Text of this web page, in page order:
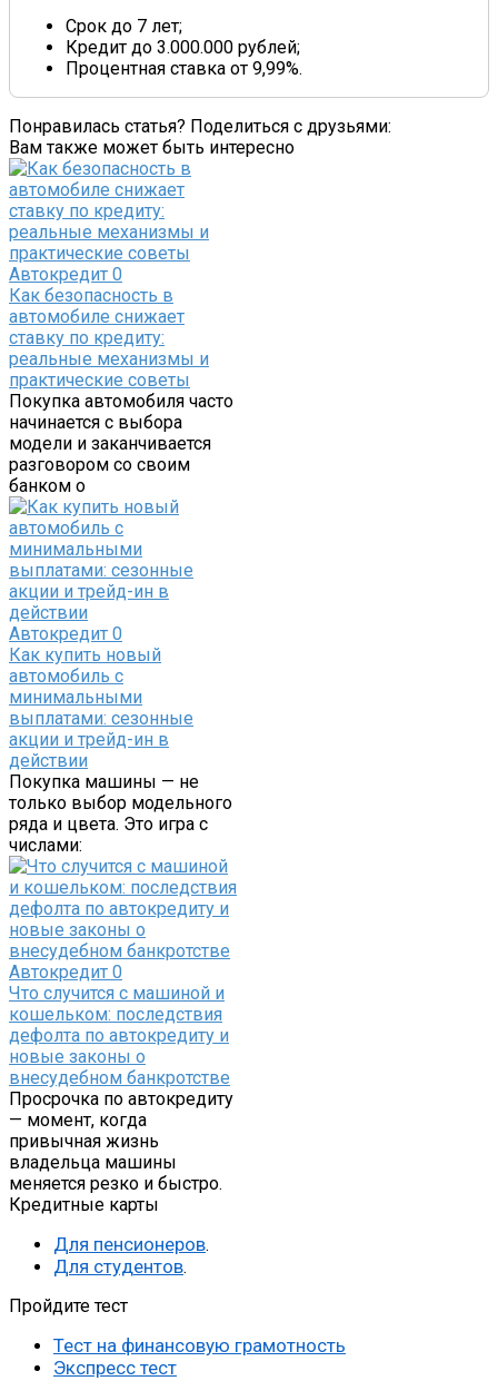
Срок до 7 лет;
Кредит до 3.000.000 рублей;
Процентная ставка от 9,99%.
Понравилась статья? Поделиться с друзьями:
Вам также может быть интересно
Автокредит 0
Как безопасность в
автомобиле снижает
ставку по кредиту:
реальные механизмы и
практические советы
Покупка автомобиля часто
начинается с выбора
модели и заканчивается
разговором со своим
банком о
Автокредит 0
Как купить новый
автомобиль с
минимальными
выплатами: сезонные
акции и трейд-ин в
действии
Покупка машины — не
только выбор модельного
ряда и цвета. Это игра с
числами:
Автокредит 0
Что случится с машиной и
кошельком: последствия
дефолта по автокредиту и
новые законы о
внесудебном банкротстве
Просрочка по автокредиту
— момент, когда
привычная жизнь
владельца машины
меняется резко и быстро.
Кредитные карты
Для пенсионеров.
Для студентов.
Пройдите тест
Тест на финансовую грамотность
Экспресс тест